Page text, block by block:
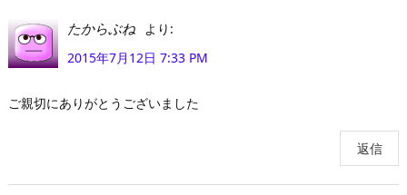
たからぶね
より:
2015年7月12日 7:33 PM
ご親切にありがとうございました
返信